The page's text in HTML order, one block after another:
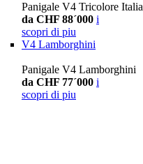
Panigale V4 Tricolore Italia
da CHF 88´000 i
scopri di piu
V4 Lamborghini
Panigale V4 Lamborghini
da CHF 77´000 i
scopri di piu